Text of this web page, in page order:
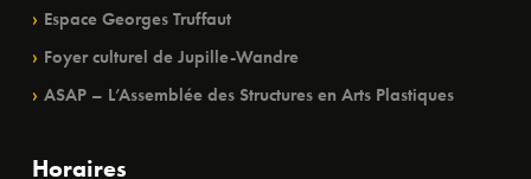
Espace Georges Truffaut
Foyer culturel de Jupille-Wandre
ASAP – L’Assemblée des Structures en Arts Plastiques
Horaires